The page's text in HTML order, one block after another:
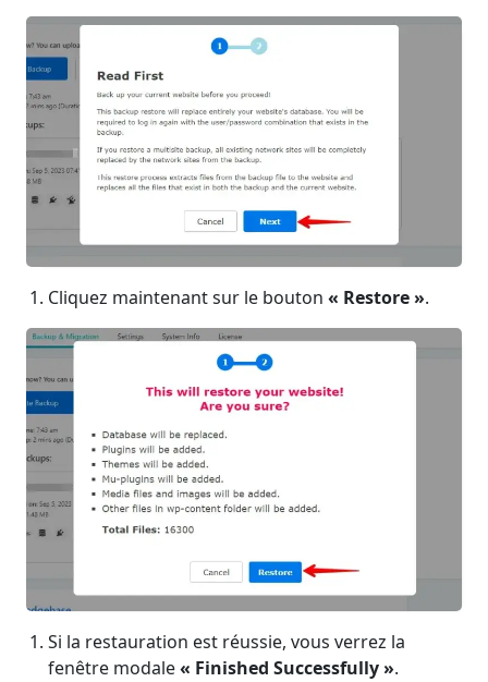
Cliquez maintenant sur le bouton « Restore ».
Si la restauration est réussie, vous verrez la
fenêtre modale« Finished Successfully ».